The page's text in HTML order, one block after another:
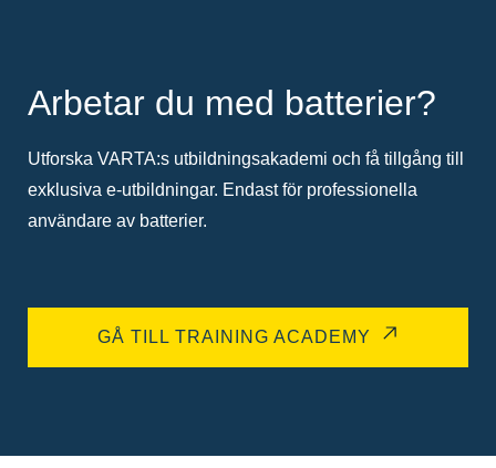
Arbetar du med batterier?
Utforska VARTA:s utbildningsakademi och få tillgång till
exklusiva e-utbildningar. Endast för professionella
användare av batterier.
GÅ TILL TRAINING ACADEMY